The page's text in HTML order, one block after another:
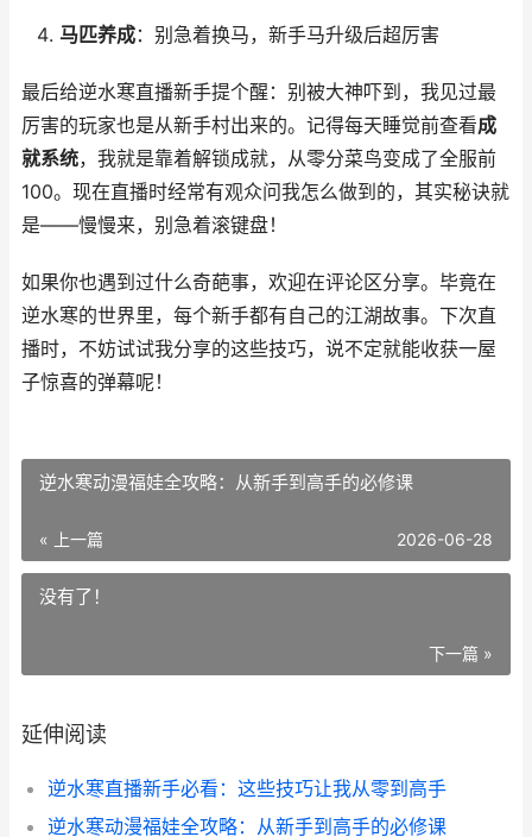
马匹养成：别急着换马，新手马升级后超厉害
最后给逆水寒直播新手提个醒：别被大神吓到，我见过最
厉害的玩家也是从新手村出来的。记得每天睡觉前查看成
就系统，我就是靠着解锁成就，从零分菜鸟变成了全服前
100。现在直播时经常有观众问我怎么做到的，其实秘诀就
是——慢慢来，别急着滚键盘！
如果你也遇到过什么奇葩事，欢迎在评论区分享。毕竟在
逆水寒的世界里，每个新手都有自己的江湖故事。下次直
播时，不妨试试我分享的这些技巧，说不定就能收获一屋
子惊喜的弹幕呢！
逆水寒动漫福娃全攻略：从新手到高手的必修课
« 上一篇 2026-06-28
没有了！
下一篇 »
延伸阅读
逆水寒直播新手必看：这些技巧让我从零到高手
逆水寒动漫福娃全攻略：从新手到高手的必修课